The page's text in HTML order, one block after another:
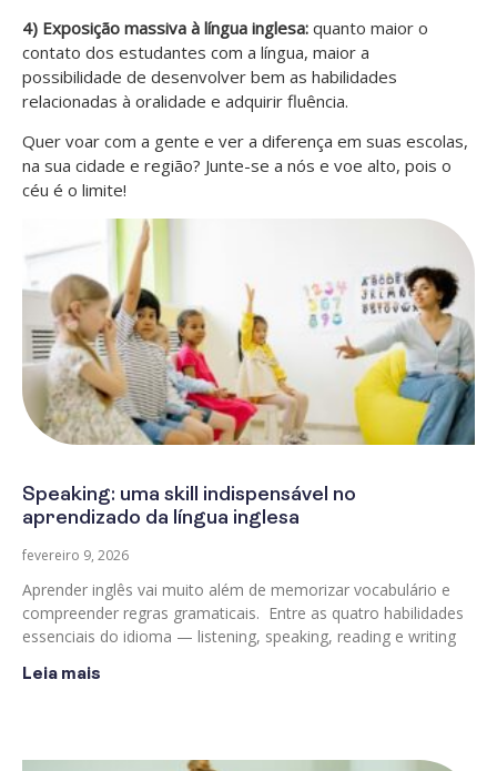
4) Exposição massiva à língua inglesa: quanto maior o
contato dos estudantes com a língua, maior a
possibilidade de desenvolver bem as habilidades
relacionadas à oralidade e adquirir fluência.
Quer voar com a gente e ver a diferença em suas escolas,
na sua cidade e região? Junte-se a nós e voe alto, pois o
céu é o limite!
Speaking: uma skill indispensável no
aprendizado da língua inglesa
fevereiro 9, 2026
Aprender inglês vai muito além de memorizar vocabulário e
compreender regras gramaticais. Entre as quatro habilidades
essenciais do idioma — listening, speaking, reading e writing
Leia mais